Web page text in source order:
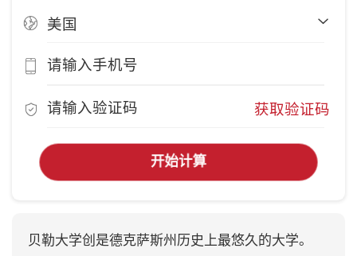
获取验证码
开始计算
贝勒大学创是德克萨斯州历史上最悠久的大学。